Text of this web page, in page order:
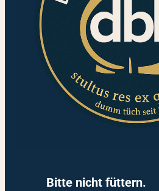
Bitte nicht füttern.